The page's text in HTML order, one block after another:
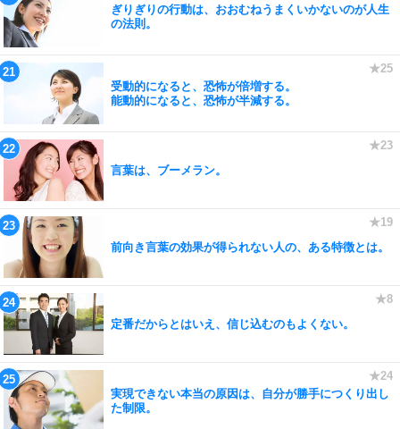
ぎりぎりの行動は、おおむねうまくいかないのが人生
の法則。
受動的になると、恐怖が倍増する。
能動的になると、恐怖が半減する。
言葉は、ブーメラン。
前向き言葉の効果が得られない人の、ある特徴とは。
定番だからとはいえ、信じ込むのもよくない。
実現できない本当の原因は、自分が勝手につくり出し
た制限。